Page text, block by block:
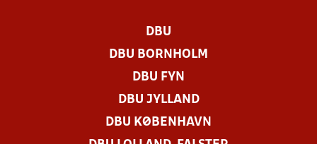
DBU
DBU BORNHOLM
DBU FYN
DBU JYLLAND
DBU KØBENHAVN